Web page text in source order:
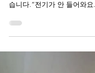
대구정전 차단기 교체 갑자
으셨다고요? 며칠 전 대구